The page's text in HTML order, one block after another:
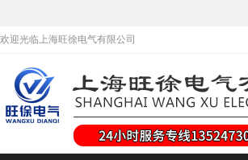
欢迎光临上海旺徐电气有限公司